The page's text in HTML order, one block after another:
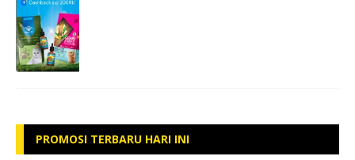
PROMOSI TERBARU HARI INI